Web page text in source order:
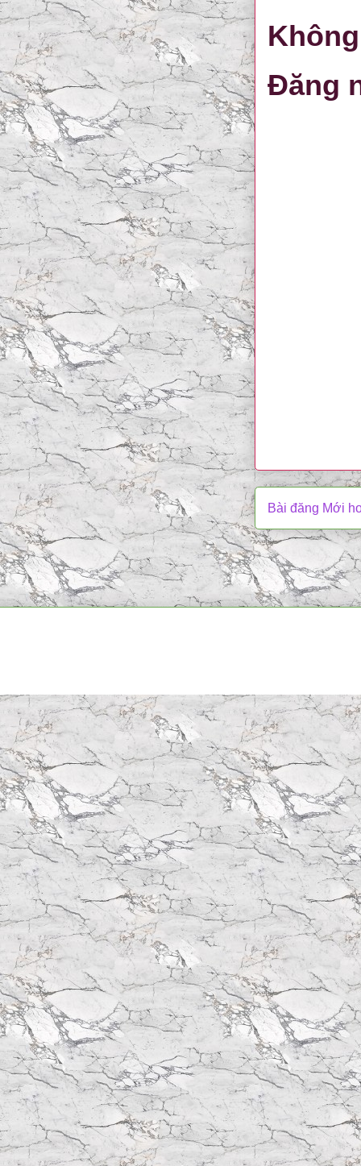
Đăng
Bài đăng Mới